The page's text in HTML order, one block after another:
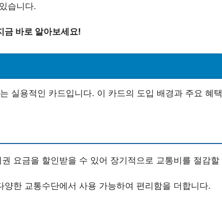
습니다.
금 바로 알아보세요!
실용적인 카드입니다. 이 카드의 도입 배경과 주요 혜택
요금을 할인받을 수 있어 장기적으로 교통비를 절감할
양한 교통수단에서 사용 가능하여 편리함을 더합니다.